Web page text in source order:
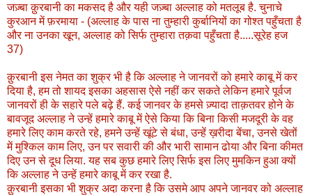
जज़्बा क़ुरबानी का मकसद है और यही जज़्बा अल्लाह को मतलूब है. चुनाचे
कुरआन में फ़रमाया - (अल्लाह के पास ना तुम्हारी कुर्बानियों का गोश्त पहुँचता है
और ना उनका खून, अल्लाह को सिर्फ तुम्हारा तक़वा पहुँचता है.....सूरेह हज
37)
क़ुरबानी इस नेमत का शुक्र भी है कि अल्लाह ने जानवरों को हमारे काबू में कर
दिया है, हम तो शायद इसका अहसास ऐसे नहीं कर सकते लेकिन हमारे पूर्वज
जानवरों ही के सहारे पले बढ़े हैं. कई जानवर के हमसे ज़्यादा ताक़तवर होने के
बावजूद अल्लाह ने उन्हें हमारे काबू में ऐसे किया कि बिना किसी मजदूरी के वह
हमारे लिए काम करते रहे, हमने उन्हें खूंटे से बंधा, उन्हें ख़रीदा बेंचा, उनसे खेतों
में मुश्किल काम लिए, उन पर सवारी की और भारी सामान ढोया और बिना कीमत
दिए उन से दूध लिया. यह सब कुछ हमारे लिए सिर्फ इस लिए मुमकिन हुआ क्यों
कि अल्लाह ने उन्हें हमारे काबू में कर रखा है.
क़ुरबानी इसका भी शुक्र अदा करना है कि उसमे आप अपने जानवर को अल्लाह